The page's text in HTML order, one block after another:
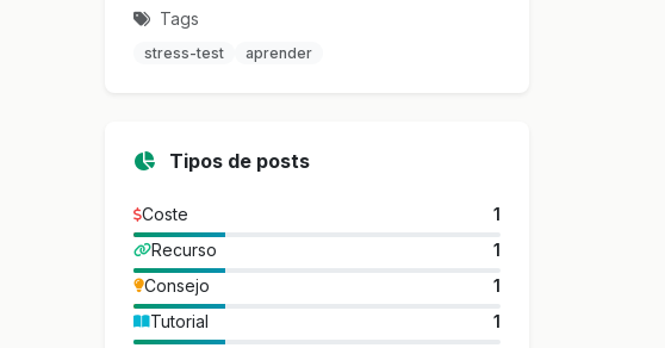
Tags
stress-test aprender
Tipos de posts
Coste
1
Recurso
1
Consejo
1
Tutorial
1